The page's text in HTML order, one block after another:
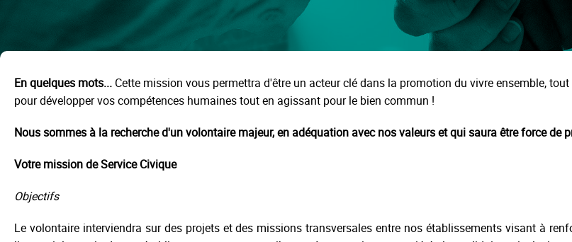
En quelques mots... Cette mission vous permettra d'être un acteur clé dans la promotion du vivre ensemble,
pour développer vos compétences humaines tout en agissant pour le bien commun !
Nous sommes à la recherche d'un volontaire majeur, en adéquation avec nos valeurs et qui saura être force de
Votre mission de Service Civique
Objectifs
Le volontaire interviendra sur des projets et des missions transversales entre nos établissements visant à